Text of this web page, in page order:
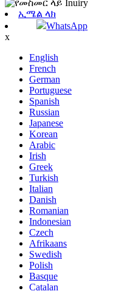
ኢሜል ላክ
WhatsApp
x
English
French
German
Portuguese
Spanish
Russian
Japanese
Korean
Arabic
Irish
Greek
Turkish
Italian
Danish
Romanian
Indonesian
Czech
Afrikaans
Swedish
Polish
Basque
Catalan